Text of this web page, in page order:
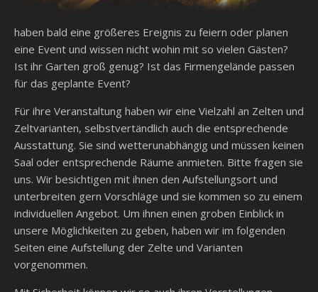
haben bald eine größeres Ereignis zu feiern oder planen
eine Event und wissen nicht wohin mit so vielen Gästen?
Ist ihr Garten groß genug? Ist das Firmengelände passen
für das geplante Event?
Für ihre Veranstaltung haben wir eine Vielzahl an Zelten und
Zeltvarianten, selbstvertändlich auch die entsprechende
Ausstattung. Sie sind wetterunabhängig und müssen keinen
Saal oder entsprechende Räume anmieten. Bitte fragen sie
uns. Wir besichtigen mit ihnen den Aufstellungsort und
unterbreiten gern Vorschläge und sie kommen so zu einem
individuellen Angebot. Um ihnen einen groben Einblick in
unsere Möglichkeiten zu geben, haben wir im folgenden
Seiten eine Aufstellung der Zelte und Varianten
vorgenommen.